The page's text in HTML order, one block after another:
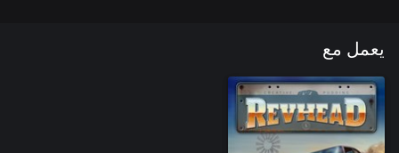
يعمل مع